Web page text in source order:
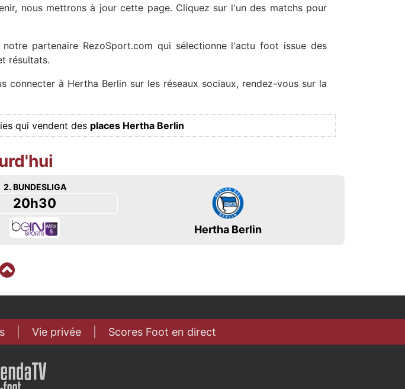
nous mettrons à jour cette page. Cliquez sur l'un des matchs pour
partenaire RezoSport.com qui sélectionne l'actu foot issue des
résultats.
connecter à Hertha Berlin sur les réseaux sociaux, rendez-vous sur la
qui vendent des places Hertha Berlin
2. BUNDESLIGA
20h30
Hertha Berlin
Vie privée Scores Foot en direct